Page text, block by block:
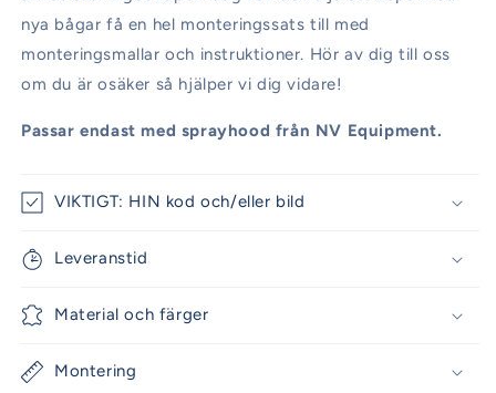
nya bågar få en hel monteringssats till med
monteringsmallar och instruktioner. Hör av dig till oss
om du är osäker så hjälper vi dig vidare!
Passar endast med sprayhood från NV Equipment.
VIKTIGT: HIN kod och/eller bild
Leveranstid
Material och färger
Montering